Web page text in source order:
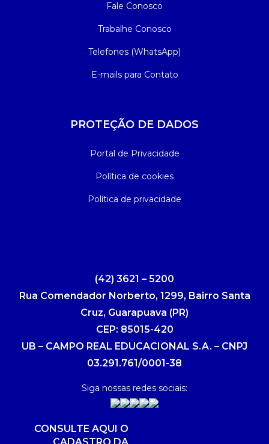
Fale Conosco
Trabalhe Conosco
Telefones (WhatsApp)
E-mails para Contato
PROTEÇÃO DE DADOS
Portal de Privacidade
Política de cookies
Política de privacidade
(42) 3621 – 5200
Rua Comendador Norberto, 1299, Bairro Santa
Cruz, Guarapuava (PR)
CEP: 85015-420
UB – CAMPO REAL EDUCACIONAL S.A. – CNPJ
03.291.761/0001-38
Siga nossas redes sociais:
CONSULTE AQUI O